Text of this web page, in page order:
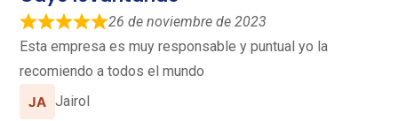
26 de noviembre de 2023
Esta empresa es muy responsable y puntual yo la
recomiendo a todos el mundo
Jairol